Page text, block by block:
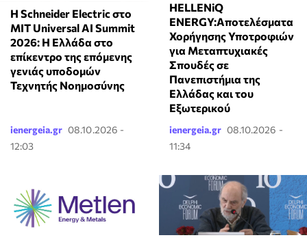
Η Schneider Electric στο
MIT Universal AI Summit
2026: Η Ελλάδα στο
επίκεντρο της επόμενης
γενιάς υποδομών
Τεχνητής Νοημοσύνης
ienergeia.gr 08.10.2026 -
12:03
HELLENiQ
ENERGY:Αποτελέσματα
Χορήγησης Υποτροφιών
για Μεταπτυχιακές
Σπουδές σε
Πανεπιστήμια της
Ελλάδας και του
Εξωτερικού
ienergeia.gr 08.10.2026 -
11:34